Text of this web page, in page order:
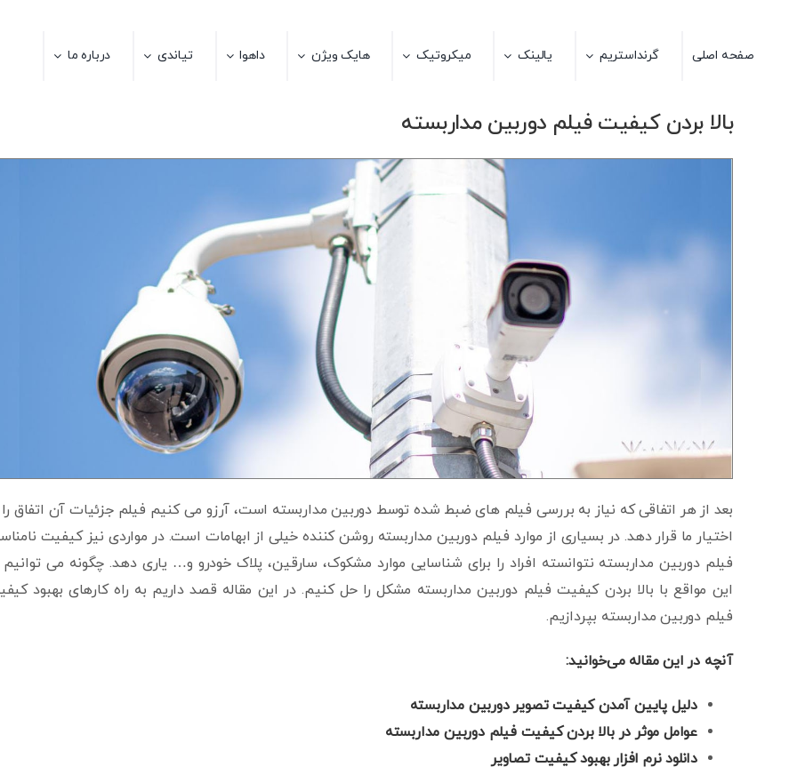
صفحه اصلی گرنداستریم یالینک میکروتیک هایک ویژن داهوا تیاندی درباره ما
بالا بردن کیفیت فیلم دوربین مداربسته
بعد از هر اتفاقی که نیاز به بررسی فیلم های ضبط شده توسط دوربین مداربسته است، آرزو می کنیم فیلم جزئیات آن اتفاق را
اختیار ما قرار دهد. در بسیاری از موارد فیلم دوربین مداربسته روشن کننده خیلی از ابهامات است. در مواردی نیز کیفیت
فیلم دوربین مداربسته نتوانسته افراد را برای شناسایی موارد مشکوک، سارقین، پلاک خودرو و… یاری دهد. چگونه می توانیم
این مواقع با بالا بردن کیفیت فیلم دوربین مداربسته مشکل را حل کنیم. در این مقاله قصد داریم به راه کارهای بهبود
فیلم دوربین مداربسته بپردازیم.
آنچه در این مقاله می‌خوانید:
دلیل پایین آمدن کیفیت تصویر دوربین مداربسته
عوامل موثر در بالا بردن کیفیت فیلم دوربین مداربسته
دانلودنرم افزار بهبود کیفیت تصاویر